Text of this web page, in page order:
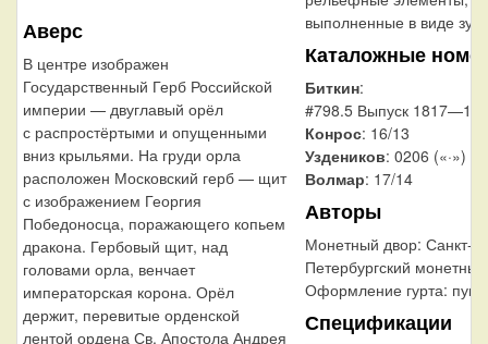
Аверс
В центре изображен
Государственный Герб Российской
империи — двуглавый орёл
с распростёртыми и опущенными
вниз крыльями. На груди орла
расположен Московский герб — щит
с изображением Георгия
Победоносца, поражающего копьем
дракона. Гербовый щит, над
головами орла, венчает
императорская корона. Орёл
держит, перевитые орденской
лентой ордена Св. Апостола Андрея
выполненные в виде
Каталожные
Биткин:
#798.5 Выпуск
Конрос: 16/13
Уздеников: 0206 («·»)
Волмар: 17/14
Авторы
Монетный двор: Санкт-
Петербургский
Оформление гурта:
Спецификации